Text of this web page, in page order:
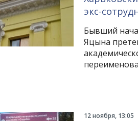
экс-
Бывший
Яцына
12 ноября, 13:05